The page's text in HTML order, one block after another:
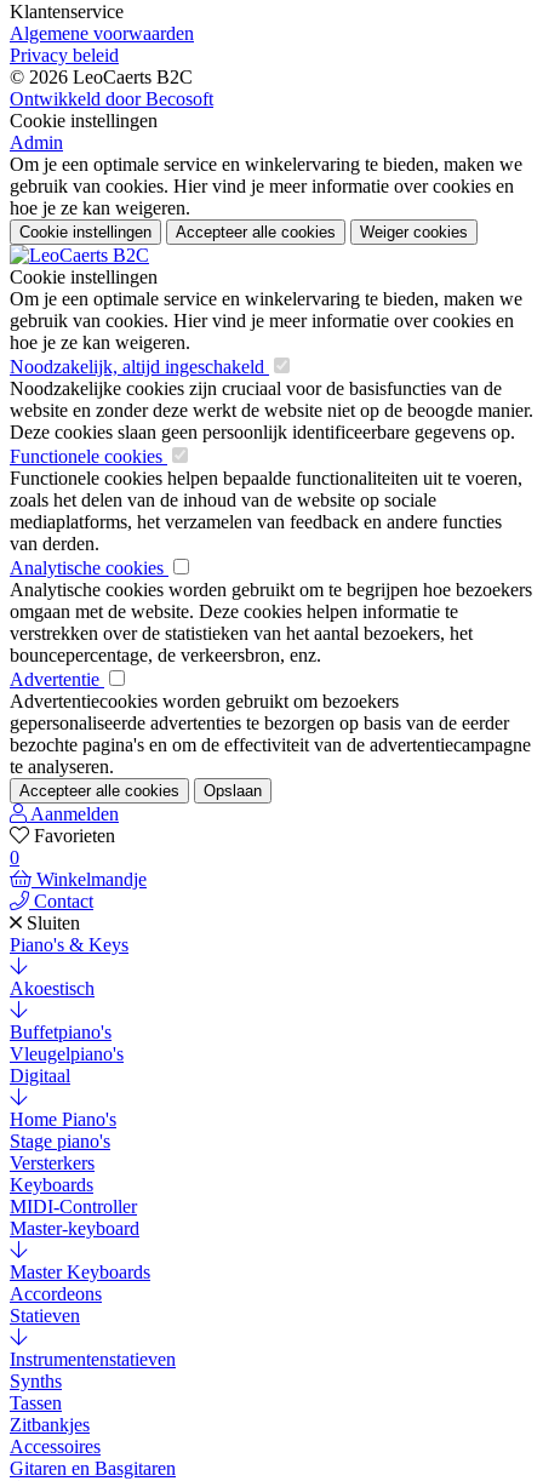
Klantenservice
Algemene voorwaarden
Privacy beleid
© 2026 LeoCaerts B2C
Ontwikkeld door Becosoft
Cookie instellingen
Admin
Om je een optimale service en winkelervaring te bieden, maken we
gebruik van cookies. Hier vind je meer informatie over cookies en
hoe je ze kan weigeren.
Cookie instellingen Accepteer alle cookies Weiger cookies
Cookie instellingen
Om je een optimale service en winkelervaring te bieden, maken we
gebruik van cookies. Hier vind je meer informatie over cookies en
hoe je ze kan weigeren.
Noodzakelijk, altijd ingeschakeld
Noodzakelijke cookies zijn cruciaal voor de basisfuncties van de
website en zonder deze werkt de website niet op de beoogde manier.
Deze cookies slaan geen persoonlijk identificeerbare gegevens op.
Functionele cookies
Functionele cookies helpen bepaalde functionaliteiten uit te voeren,
zoals het delen van de inhoud van de website op sociale
mediaplatforms, het verzamelen van feedback en andere functies
van derden.
Analytische cookies
Analytische cookies worden gebruikt om te begrijpen hoe bezoekers
omgaan met de website. Deze cookies helpen informatie te
verstrekken over de statistieken van het aantal bezoekers, het
bouncepercentage, de verkeersbron, enz.
Advertentie
Advertentiecookies worden gebruikt om bezoekers
gepersonaliseerde advertenties te bezorgen op basis van de eerder
bezochte pagina's en om de effectiviteit van de advertentiecampagne
te analyseren.
Accepteer alle cookies Opslaan
Aanmelden
Favorieten
0
Winkelmandje
Contact
Sluiten
Piano's & Keys
Akoestisch
Buffetpiano's
Vleugelpiano's
Digitaal
Home Piano's
Stage piano's
Versterkers
Keyboards
MIDI-Controller
Master-keyboard
Master Keyboards
Accordeons
Statieven
Instrumentenstatieven
Synths
Tassen
Zitbankjes
Accessoires
Gitaren en Basgitaren